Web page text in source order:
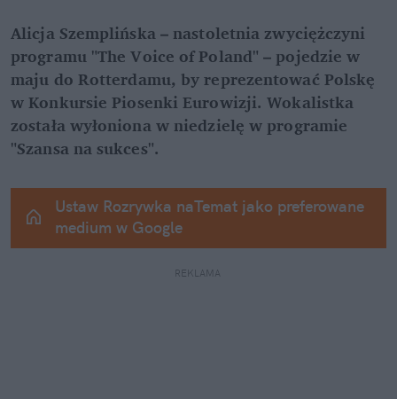
Alicja Szemplińska – nastoletnia zwyciężczyni
programu "The Voice of Poland" – pojedzie w
maju do Rotterdamu, by reprezentować Polskę
w Konkursie Piosenki Eurowizji. Wokalistka
została wyłoniona w niedzielę w programie
"Szansa na sukces".
Ustaw Rozrywka naTemat jako preferowane
medium w Google
REKLAMA